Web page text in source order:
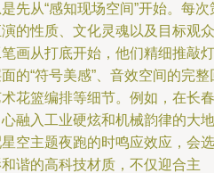
先从“感知现场空间”开始。每次
的性质、文化灵魂以及目标观众
画从打底开始，他们精细推敲灯
的“符号美感”、音效空间的完整
花篮编排等细节。例如，在长春
融入工业硬炫和机械韵律的大地
空主题夜跑的时鸣应效应，会选
谐的高科技材质，不仅迎合主